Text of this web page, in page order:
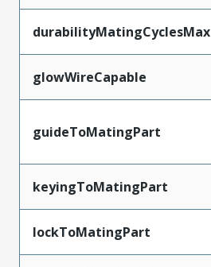
durabilityMatingCyclesMax
glowWireCapable
guideToMatingPart
keyingToMatingPart
lockToMatingPart